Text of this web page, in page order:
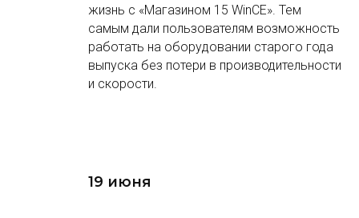
жизнь с «Магазином 15 WinCE». Тем
самым дали пользователям возможность
работать на оборудовании старого года
выпуска без потери в производительности
и скорости.
19 июня